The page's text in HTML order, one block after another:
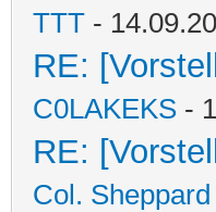
TTT -
RE:
C0LAKEKS -
RE:
Col. Sheppard